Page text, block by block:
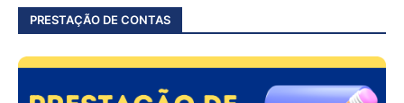
PRESTAÇÃO DE CONTAS